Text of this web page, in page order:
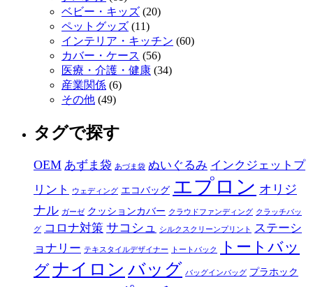
ベビー・キッズ (20)
ペットグッズ (11)
インテリア・キッチン (60)
カバー・ケース (56)
医療・介護・健康 (34)
産業関係 (6)
その他 (49)
タグで探す
OEM あずま袋 あづま袋 ぬいぐるみ インクジェットプ
リント
ウェディング エコバッグ エプロン オリジ
ナル ガーゼ クッションカバー クラウドファンディング クラッチバッ
グ コロナ対策 サコシュ シルクスクリーンプリント
ステーシ
ョナリー テキスタイルデザイナー トートバック
トートバッ
グナイロン バッグ バッグインバッグ プラホック